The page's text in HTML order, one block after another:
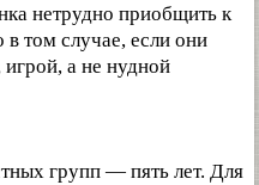
нетрудно приобщить к
том случае, если они
игрой, а не нудной
групп — пять лет. Для